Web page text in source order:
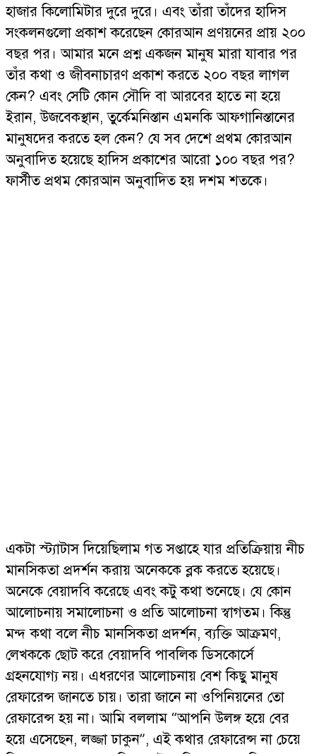
হাজার কিলোমিটার দুরে দুরে। এবং তাঁরা তাঁদের হাদিস
সংকলনগুলো প্রকাশ করেছেন কোরআন প্রণয়নের প্রায় ২০০
বছর পর। আমার মনে প্রশ্ন একজন মানুষ মারা যাবার পর
তাঁর কথা ও জীবনাচারণ প্রকাশ করতে ২০০ বছর লাগল
কেন? এবং সেটি কোন সৌদি বা আরবের হাতে না হয়ে
ইরান, উজবেকস্থান, তুর্কেমনিস্তান এমনকি আফগানিস্তানের
মানুষদের করতে হল কেন? যে সব দেশে প্রথম কোরআন
অনুবাদিত হয়েছে হাদিস প্রকাশের আরো ১০০ বছর পর?
ফার্সীত প্রথম কোরআন অনুবাদিত হয় দশম শতকে।
একটা স্ট্যাটাস দিয়েছিলাম গত সপ্তাহে যার প্রতিক্রিয়ায় নীচ
মানসিকতা প্রদর্শন করায় অনেককে ব্লক করতে হয়েছে।
অনেকে বেয়াদবি করেছে এবং কটু কথা শুনেছে। যে কোন
আলোচনায় সমালোচনা ও প্রতি আলোচনা স্বাগতম। কিন্তু
মন্দ কথা বলে নীচ মানসিকতা প্রদর্শন, ব্যক্তি আক্রমণ,
লেখককে ছোট করে বেয়াদবি পাবলিক ডিসকোর্সে
গ্রহনযোগ্য নয়। এধরণের আলোচনায় বেশ কিছু মানুষ
রেফারেন্স জানতে চায়। তারা জানে না ওপিনিয়নের তো
রেফারেন্স হয় না। আমি বললাম “আপনি উলঙ্গ হয়ে বের
হয়ে এসেছেন, লজ্জা ঢাকুন”, এই কথার রেফারেন্স না চেয়ে